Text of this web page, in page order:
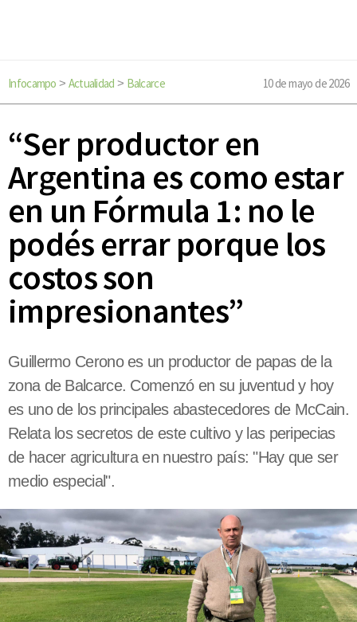
Infocampo > Actualidad > Balcarce 10 de mayo de 2026
“Ser productor en
Argentina es como estar
en un Fórmula 1: no le
podés errar porque los
costos son
impresionantes”
Guillermo Cerono es un productor de papas de la
zona de Balcarce. Comenzó en su juventud y hoy
es uno de los principales abastecedores de McCain.
Relata los secretos de este cultivo y las peripecias
de hacer agricultura en nuestro país: "Hay que ser
medio especial".